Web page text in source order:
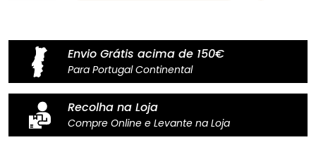
-
Mirtilo
50cl
Envio Grátis acima de 150€
Para Portugal Continental
Recolha na Loja
Compre Online e Levante na Loja